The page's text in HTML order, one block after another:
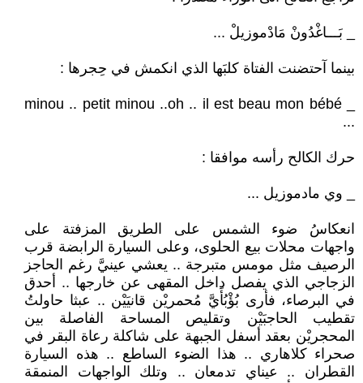
_ بَـــاغْدُونْ مَادْموزيلْ ...
بينما آحتضنت الفتاة كلبَها الذي انكمش في حِجرها :
_ minou .. petit minou ..oh .. il est beau mon bébé
...
حرك الكالح رأسه موافقا :
_ وي مادموزيل ...
انعكاسُ ضوء الشمس على الطريق المزفتة على
واجهات محلات بيع الحلوى، وعلى السيارة الرابضة قرب
الرصيف مثل مومس متبرجة .. يعشي عينيَّ رغم الحاجز
الزجاجي الذي يفصل داخل المقهى عن خارجها .. أحدق
في البرصاء، فأرى بُؤْبُأَيَّ مُحمريْن قانيَيْن .. عبثا حاولتُ
تقطيب الحاجبَيْن وتقليص المساحة الفاصلة بين
المحجريْن بعقد أسفل الجبهة على شاكلة رعاة البقر في
صحراء كلاهاري .. هذا الضوء الساطع .. هذه السيارة
القطران .. عيناي تدمعان .. وتلك الواجهات المنمقة